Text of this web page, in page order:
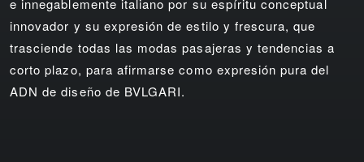
e innegablemente italiano por su espíritu conceptual
innovador y su expresión de estilo y frescura, que
trasciende todas las modas pasajeras y tendencias a
corto plazo, para afirmarse como expresión pura del
ADN de diseño de BVLGARI.